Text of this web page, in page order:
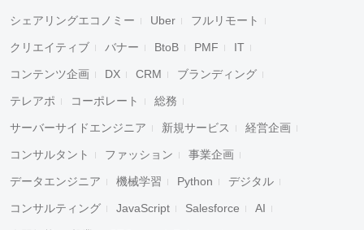
シェアリングエコノミー Uber フルリモート
クリエイティブ バナー BtoB PMF IT
コンテンツ企画 DX CRM ブランディング
テレアポ コーポレート 総務
サーバーサイドエンジニア 新規サービス 経営企画
コンサルタント ファッション 事業企画
データエンジニア 機械学習 Python デジタル
コンサルティング JavaScript Salesforce AI